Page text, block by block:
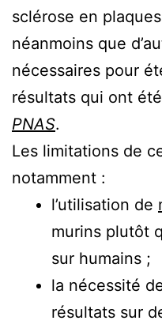
sclérose en
néanmoins que
nécessaires pour
résultats qui ont
PNAS.
Les limitations de
notamment :
l’utilisation de
murins plutôt
sur humains ;
la nécessité
résultats sur